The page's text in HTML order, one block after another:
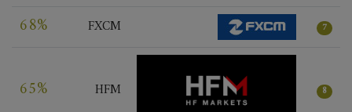
68% FXCM 7
65% HFM 8